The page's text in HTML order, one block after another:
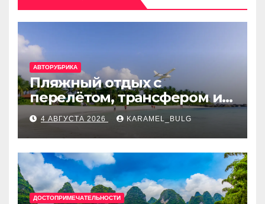
АВТОРУБРИКА
Пляжный отдых с
перелётом, трансфером и
отелем на Мальдивах, в
Турции, Греции, Таиланде
и Европе
4 АВГУСТА 2026 KARAMEL_BULG
ДОСТОПРИМЕЧАТЕЛЬНОСТИ